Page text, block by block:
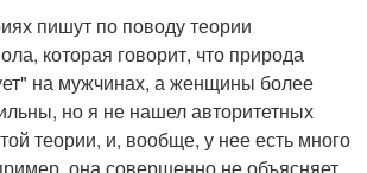
пишут по поводу теории
которая говорит, что природа
на мужчинах, а женщины более
но я не нашел авторитетных
теории, и, вообще, у нее есть много
она совершенно не объясняет,